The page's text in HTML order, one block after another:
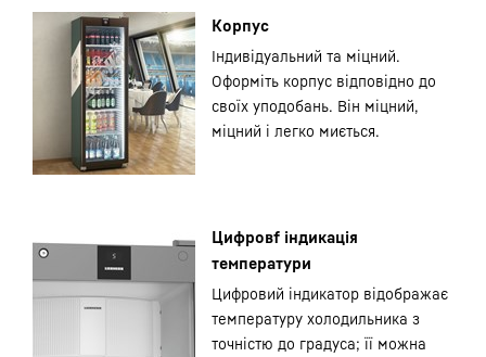
Корпус
Індивідуальний та міцний.
Оформіть корпус відповідно до
своїх уподобань. Він міцний,
міцний і легко миється.
Цифровf індикація
температури
Цифровий індикатор відображає
температуру холодильника з
точністю до градуса; її можна